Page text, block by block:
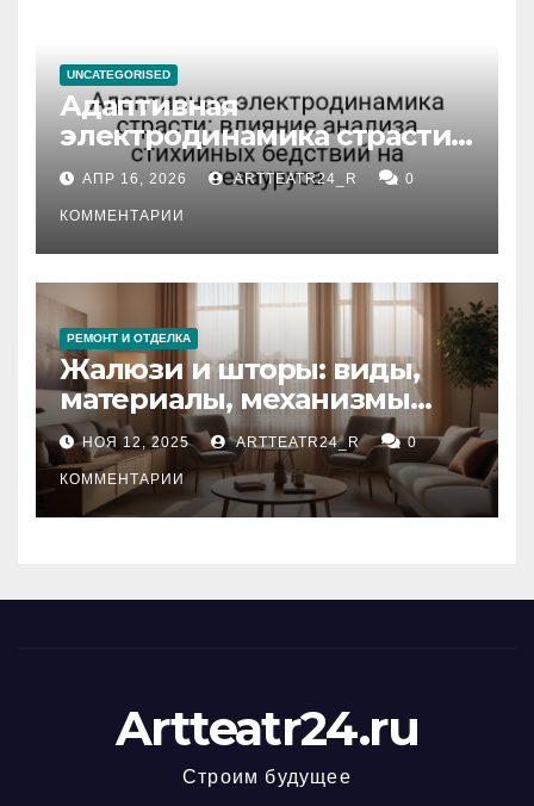
UNCATEGORISED
Адаптивная
электродинамика страсти:
влияние анализа
стихийных бедствий на
тезауруса
АПР 16, 2026 ARTTEATR24_R 0
КОММЕНТАРИИ
РЕМОНТ И ОТДЕЛКА
Жалюзи и шторы: виды,
материалы, механизмы
управления и уход
НОЯ 12, 2025 ARTTEATR24_R 0
КОММЕНТАРИИ
Artteatr24.ru
Строим будущее